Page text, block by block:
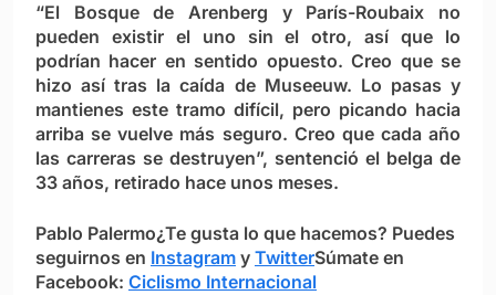
“El Bosque de Arenberg y París-Roubaix no
pueden existir el uno sin el otro, así que lo
podrían hacer en sentido opuesto. Creo que se
hizo así tras la caída de Museeuw. Lo pasas y
mantienes este tramo difícil, pero picando hacia
arriba se vuelve más seguro. Creo que cada año
las carreras se destruyen”, sentenció el belga de
33 años, retirado hace unos meses.
Pablo Palermo¿Te gusta lo que hacemos? Puedes
seguirnos en Instagram y TwitterSúmate en
Facebook: Ciclismo Internacional